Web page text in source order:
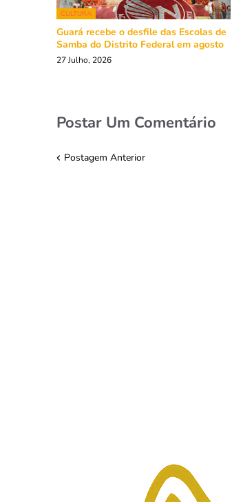
CULTURA
Guará recebe o desfile das Escolas de
Samba do Distrito Federal em agosto
27 Julho, 2026
Postar Um Comentário
Postagem Anterior